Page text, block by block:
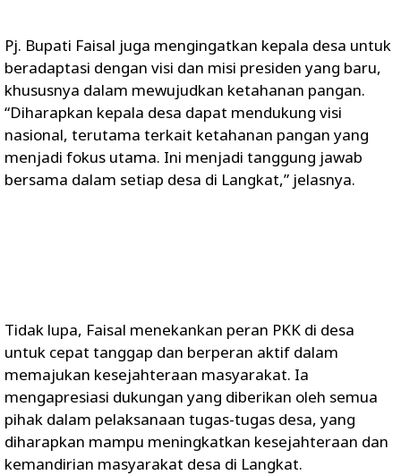
Pj. Bupati Faisal juga mengingatkan kepala desa untuk
beradaptasi dengan visi dan misi presiden yang baru,
khususnya dalam mewujudkan ketahanan pangan.
“Diharapkan kepala desa dapat mendukung visi
nasional, terutama terkait ketahanan pangan yang
menjadi fokus utama. Ini menjadi tanggung jawab
bersama dalam setiap desa di Langkat,” jelasnya.
Tidak lupa, Faisal menekankan peran PKK di desa
untuk cepat tanggap dan berperan aktif dalam
memajukan kesejahteraan masyarakat. Ia
mengapresiasi dukungan yang diberikan oleh semua
pihak dalam pelaksanaan tugas-tugas desa, yang
diharapkan mampu meningkatkan kesejahteraan dan
kemandirian masyarakat desa di Langkat.